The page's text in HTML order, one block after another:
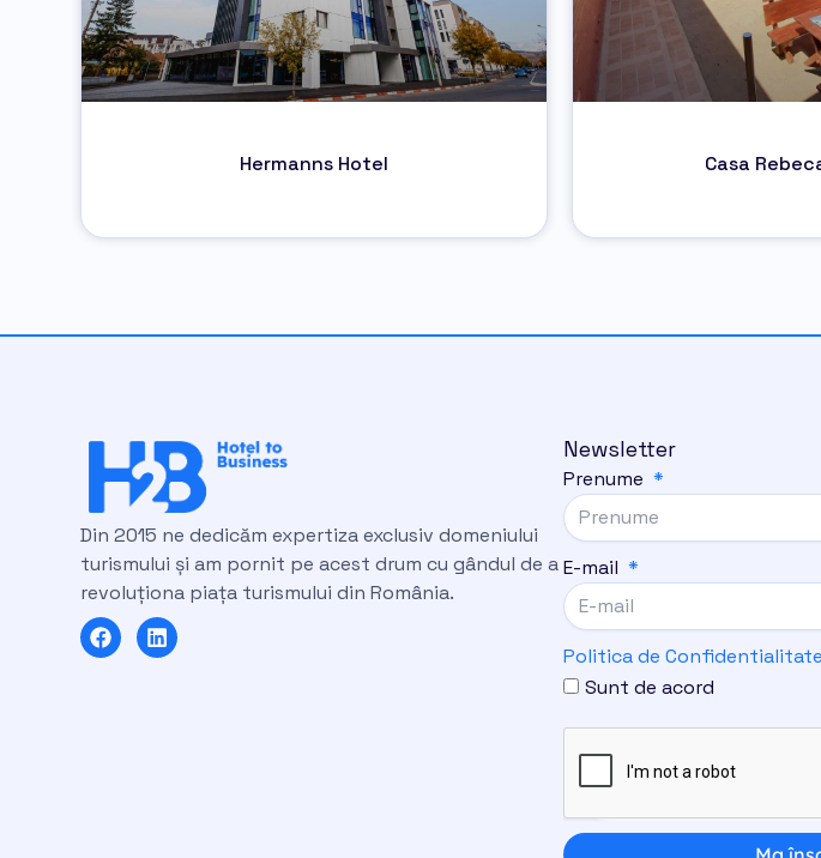
Hermanns Hotel Casa
Din 2015 ne dedicăm expertiza exclusiv domeniului
turismului și am pornit pe acest drum cu gândul de a
revoluționa piața turismului din România.
F
a
L
i
Newsletter
Prenume
E-mail
Politica de Confidentialitate
Sunt de acord